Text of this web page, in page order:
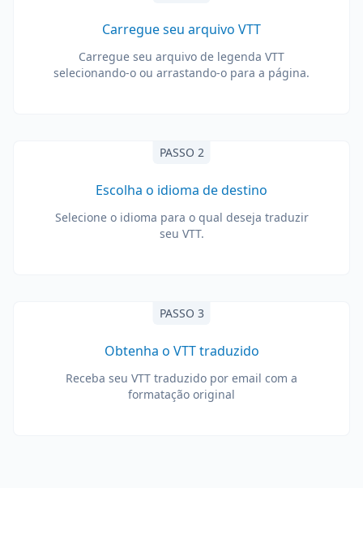
Carregue seu arquivo VTT
Carregue seu arquivo de legenda VTT
selecionando-o ou arrastando-o para a página.
PASSO 2
Escolha o idioma de destino
Selecione o idioma para o qual deseja traduzir
seu VTT.
PASSO 3
Obtenha o VTT traduzido
Receba seu VTT traduzido por email com a
formatação original